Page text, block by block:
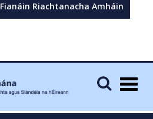
Fianáin Riachtanacha Amháin